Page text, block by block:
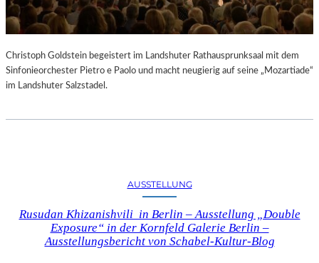
Christoph Goldstein begeistert im Landshuter Rathausprunksaal mit dem
Sinfonieorchester Pietro e Paolo und macht neugierig auf seine „Mozartiade“
im Landshuter Salzstadel.
AUSSTELLUNG
Rusudan Khizanishvili in Berlin – Ausstellung „Double
Exposure“ in der Kornfeld Galerie Berlin –
Ausstellungsbericht von Schabel-Kultur-Blog